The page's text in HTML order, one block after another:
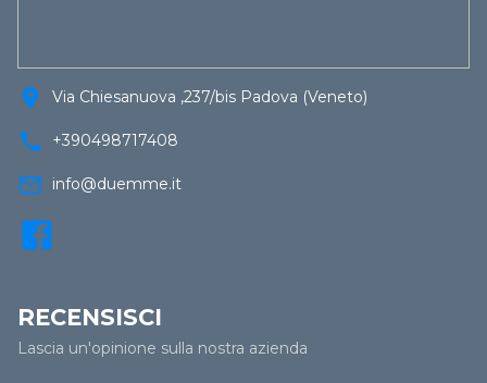
location_on Via Chiesanuova ,237/bis Padova (Veneto)
call +390498717408
mail_outline info@duemme.it
RECENSISCI
Lascia un'opinione sulla nostra azienda